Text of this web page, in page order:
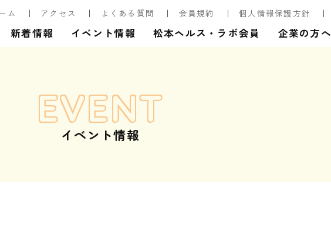
ム アクセス よくある質問 会員規約 個人情報保護方針
新着情報 イベント情報 松本ヘルス・ラボ会員 企業の方へ
EVENT
イベント情報